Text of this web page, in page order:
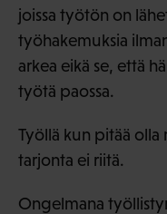
joissa työtön on
työhakemuksia
arkea eikä se, että
työtä paossa.
Työllä kun pitää olla
tarjonta ei riitä.
Ongelmana